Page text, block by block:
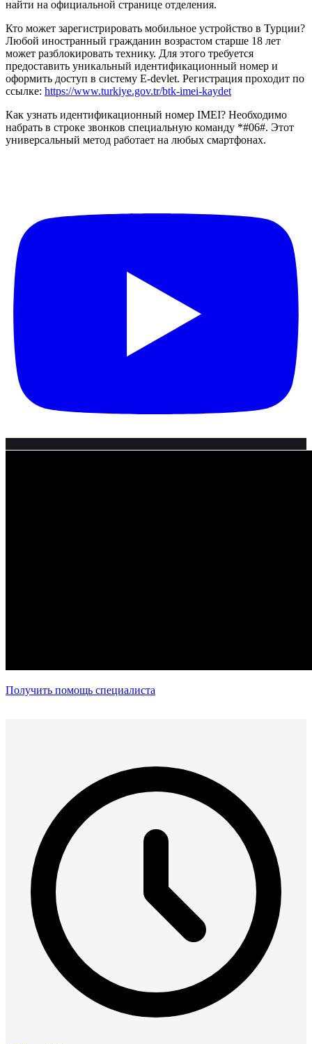
найти на официальной странице отделения.
Кто может зарегистрировать мобильное устройство в Турции?
Любой иностранный гражданин возрастом старше 18 лет
может разблокировать технику. Для этого требуется
предоставить уникальный идентификационный номер и
оформить доступ в систему E-devlet. Регистрация проходит по
ссылке: https://www.turkiye.gov.tr/btk-imei-kaydet
Как узнать идентификационный номер IMEI? Необходимо
набрать в строке звонков специальную команду *#06#. Этот
универсальный метод работает на любых смартфонах.
Получить помощь специалиста